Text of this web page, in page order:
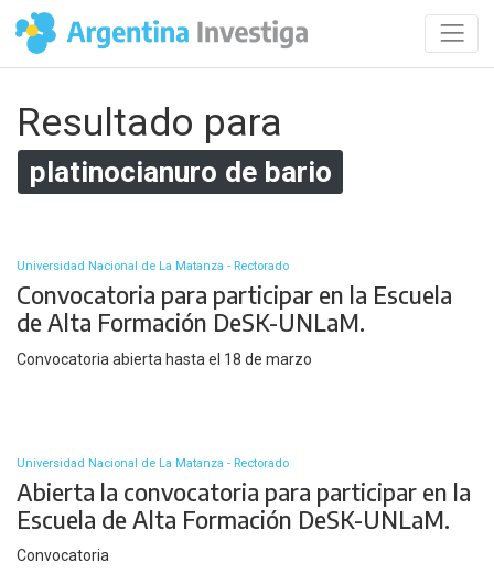
Resultado para
platinocianuro de bario
Universidad Nacional de La Matanza - Rectorado
Convocatoria para participar en la Escuela
de Alta Formación DeSK-UNLaM.
Convocatoria abierta hasta el 18 de marzo
Universidad Nacional de La Matanza - Rectorado
Abierta la convocatoria para participar en la
Escuela de Alta Formación DeSK-UNLaM.
Convocatoria